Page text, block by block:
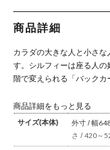
脚 オカムラ
ランバーサ
商品詳細
カラダの大きな人と小さ
す。 シルフィーは座る人
階で変えられる「バックカ
商品詳細をもっと見る
サイズ(本体)
外寸 / 幅
さ / 420～